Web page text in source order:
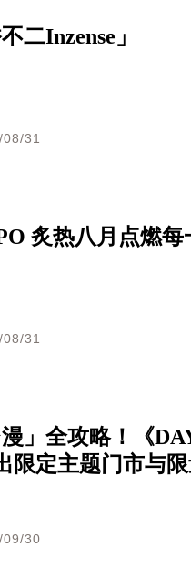
二Inzense」
31
炙热八月点燃每
31
」全攻略！《
限定主题门市与
09/30